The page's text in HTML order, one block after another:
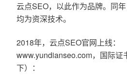
云点SEO，以此作为品牌。同年
均为资深技术。
2018年，云点SEO官网上线：
www.yundianseo.com，国际证
下）：